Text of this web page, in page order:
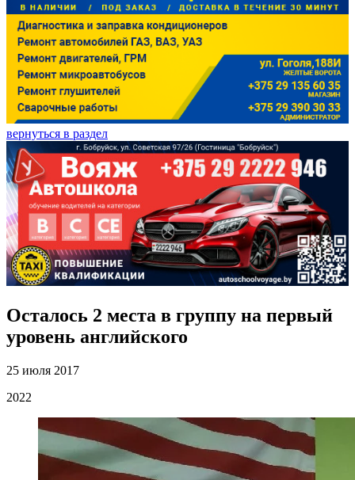
вернуться в раздел
Осталось 2 места в группу на первый
уровень английского
25 июля 2017
2022